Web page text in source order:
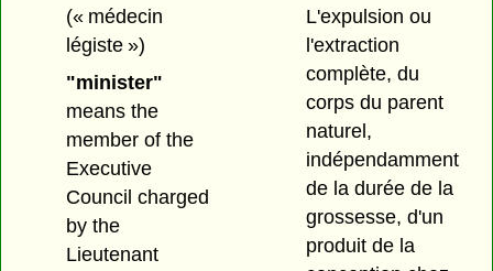
(« médecin
légiste »)
"minister"
means the
member of the
Executive
Council charged
by the
Lieutenant
L'expulsion ou
l'extraction
complète, du
corps du parent
naturel,
indépendamment
de la durée de la
grossesse, d'un
produit de la